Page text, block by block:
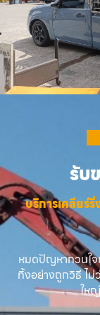
รับ
บริการเคลียร์
หมดปัญหากวนใจ
ทิ้งอย่างถูกวิธี ไม่
ให